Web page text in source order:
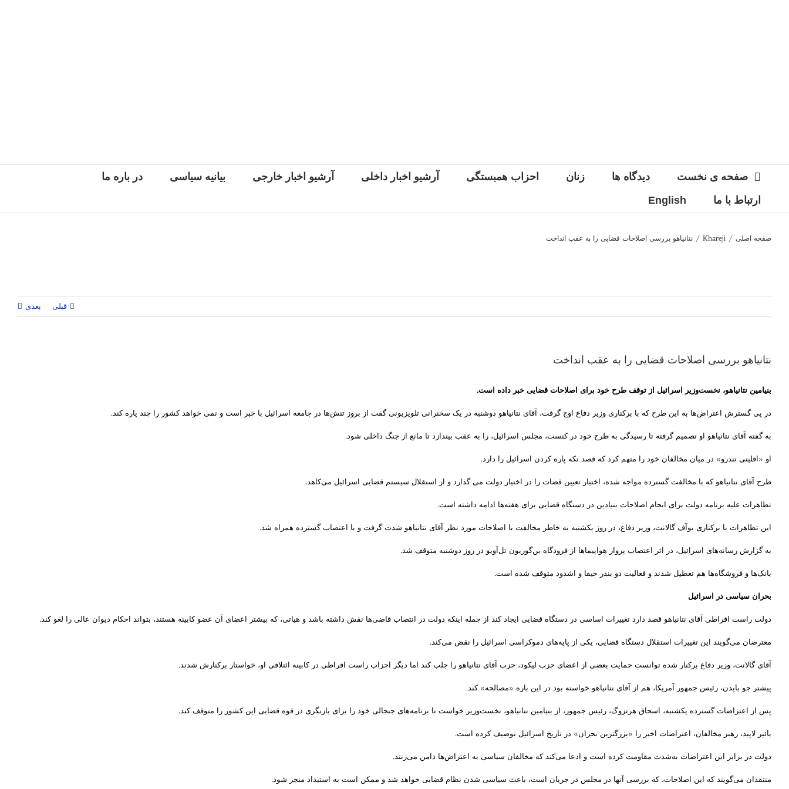
صفحه ی نخست دیدگاه ها زنان احزاب همبستگی آرشیو اخبار داخلی آرشیو اخبار خارجی بیانیه سیاسی
در باره ما
ارتباط با ما
English
صفحه اصلی /
Khareji
/ نتانیاهو بررسی اصلاحات قضایی را به عقب انداخت
قبلی بعدی
نتانیاهو بررسی اصلاحات قضایی را به عقب انداخت
بنیامین نتانیاهو، نخست‌وزیر اسرائیل از توقف طرح خود برای اصلاحات قضایی خبر داده است.
در پی گسترش اعتراض‌ها به این طرح که با برکناری وزیر دفاع اوج گرفت، آقای نتانیاهو دوشنبه در یک سخنرانی تلویزیونی گفت از بروز تنش‌‌ها در جامعه اسرائیل با خبر است و نمی خواهد کشور را چند پاره کند.
به گفته آقای نتانیاهو او تصمیم گرفته تا رسیدگی به طرح خود در کنست، مجلس اسرائیل، را به عقب بیندازد تا مانع از جنگ داخلی شود.
او «اقلیتی تندرو»‌ در میان مخالفان خود را متهم کرد که قصد تکه پاره کردن اسرائیل را دارد.
طرح آقای نتانیاهو که با مخالفت گسترده مواجه شده، اختیار تعیین قضات را در اختیار دولت می گذارد و از استقلال سیستم قضایی اسرائیل می‌کاهد.
تظاهرات علیه برنامه دولت برای انجام اصلاحات بنیادین در دستگاه قضایی برای هفته‌ها ادامه داشته است.
این تظاهرات با برکناری یوآف گالانت، وزیر دفاع، در روز یکشنبه به خاطر مخالفت با اصلاحات مورد نظر آقای نتانیاهو شدت گرفت و با اعتصاب گسترده همراه شد.
به گزارش رسانه‌های اسرائیل، در اثر اعتصاب پرواز هواپیماها از فرودگاه بن‌گوریون تل‌آویو در روز دوشنبه متوقف شد.
بانک‌ها و فروشگاه‌ها هم تعطیل شدند و فعالیت دو بندر حیفا و اشدود متوقف شده است.
بحران سیاسی در اسرائیل
دولت راست افراطی آقای نتانیاهو قصد دارد تغییرات اساسی در دستگاه قضایی ایجاد کند از جمله اینکه دولت در انتصاب قاضی‌ها نقش داشته باشد و هیاتی، که بیشتر اعضای آن عضو کابینه هستند، بتواند احکام دیوان عالی را لغو کند.
معترضان می‌گویند این تغییرات استقلال دستگاه قضایی، یکی از پایه‌های دموکراسی اسرائیل را نقض می‌کند.
آقای گالانت، وزیر دفاع برکنار شده توانست حمایت بعضی از اعضای حزب لیکود، حزب آقای نتانیاهو را جلب کند اما دیگر احزاب راست افراطی در کابینه ائتلافی او، خواستار برکنارش شدند.
پیشتر جو بایدن، رئیس جمهور آمریکا، هم از آقای نتانیاهو خواسته بود در این باره «مصالحه» کند.
پس از اعتراضات گسترده یکشنبه، اسحاق هرتزوگ، رئیس جمهور، از بنیامین نتانیاهو، نخست‌وزیر خواست تا برنامه‌های جنجالی خود را برای بازنگری در قوه قضایی این کشور را متوقف کند.
یائیر لاپید، رهبر مخالفان، اعتراضات اخیر را «بزرگترین بحران» در تاریخ اسرائیل توصیف کرده است.
دولت در برابر این اعتراضات به‌شدت مقاومت کرده است و ادعا می‌کند که مخالفان سیاسی به اعتراض‌ها دامن می‌زنند.
منتقدان می‌گویند که این اصلاحات، که بررسی آنها در مجلس در جریان است، باعث سیاسی شدن نظام قضایی خواهد شد و ممکن است به استبداد منجر شود.